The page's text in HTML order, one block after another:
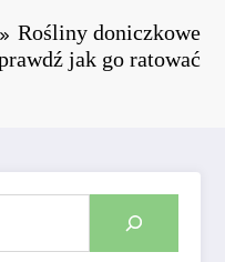
Rośliny doniczkowe
jak go ratować